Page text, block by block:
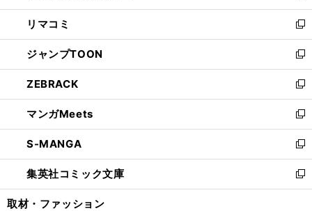
ウ
で
開
く
ン
ド
ウ
で
開
く
ウ
ィ
ン
ド
ウ
で
開
く
し
い
ウ
ィ
ン
ド
ウ
で
開
く
リマコミ
新
し
い
ウ
ィ
ン
ド
ウ
で
開
く
ジャンプTOON
新
し
い
ウ
ィ
ン
ド
ウ
で
開
ZEBRACK
新
し
い
ウ
ィ
ン
ド
ウ
マンガMeets
新
し
い
ウ
ィ
ン
S-MANGA
新
し
い
ウ
集英社コミック文庫
新
し
取材・ファッション